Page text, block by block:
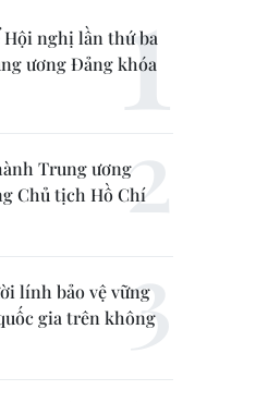
nghị lần thứ ba
ương Đảng khóa
Trung ương
Chủ tịch Hồ Chí
lính bảo vệ vững
gia trên không